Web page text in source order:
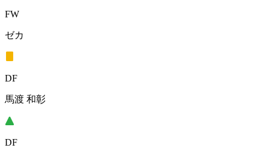
FW
ゼカ
DF
馬渡 和彰
DF